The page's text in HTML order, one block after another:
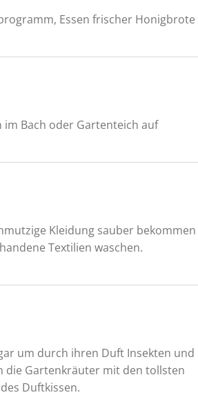
Essen frischer Honigbrote
im Bach oder Gartenteich auf
Kleidung sauber bekommen
Textilien waschen.
um durch ihren Duft Insekten und
die Gartenkräuter mit den tollsten
Duftkissen.